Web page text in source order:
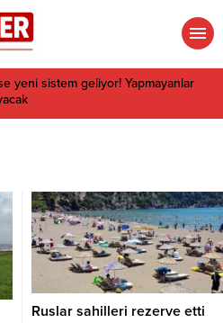
yeni sistem geliyor! Yapmayanlar
Ruslar sahilleri rezerve etti